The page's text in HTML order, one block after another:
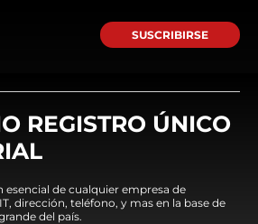
SUSCRIBIRSE
REGISTRO ÚNICO
esencial de cualquier empresa de
dirección, teléfono, y mas en la base de
del país.